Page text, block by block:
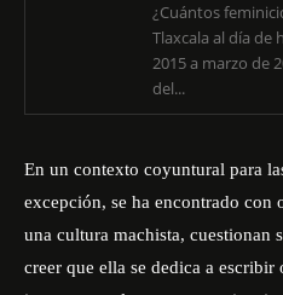
¿Cuántos
Tlaxcala al día de hoy? Hasta el
2015 a marzo de
del...
En un contexto coyuntural para
excepción, se ha encontrado con
una cultura machista, cuestionan
creer que ella se dedica a escribir